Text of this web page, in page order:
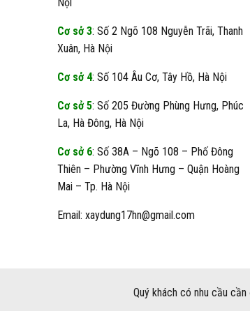
Cơ sở 3: Số 2 Ngõ 108 Nguyễn Trãi, Thanh
Xuân, Hà Nội
Cơ sở 4: Số 104 Âu Cơ, Tây Hồ, Hà Nội
Cơ sở 5: Số 205 Đường Phùng Hưng, Phúc
La, Hà Đông, Hà Nội
Cơ sở 6: Số 38A – Ngõ 108 – Phố Đông
Thiên – Phường Vĩnh Hưng – Quận Hoàng
Mai – Tp. Hà Nội
Email: xaydung17hn@gmail.com
Quý khách có nhu cầu